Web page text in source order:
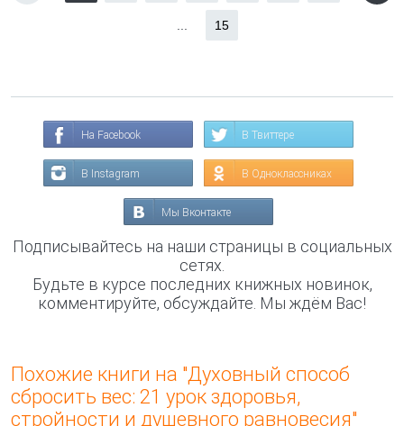
15
На Facebook В Твиттере
В Instagram В Одноклассниках
Мы Вконтакте
Подписывайтесь на наши страницы в социальных
сетях.
Будьте в курсе последних книжных новинок,
комментируйте, обсуждайте. Мы ждём Вас!
Похожие книги на "Духовный способ
сбросить вес: 21 урок здоровья,
стройности и душевного равновесия"